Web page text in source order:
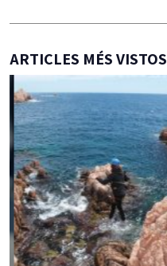
ARTICLES MÉS VISTOS